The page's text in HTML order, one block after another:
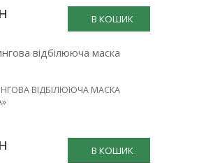
В КОШИК
ВІДБІЛЮЮЧА МАСКА
В КОШИК